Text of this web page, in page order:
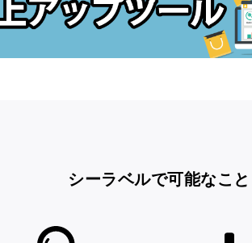
シーラベルで可能なこと